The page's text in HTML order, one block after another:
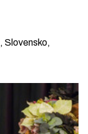
Slovensko,